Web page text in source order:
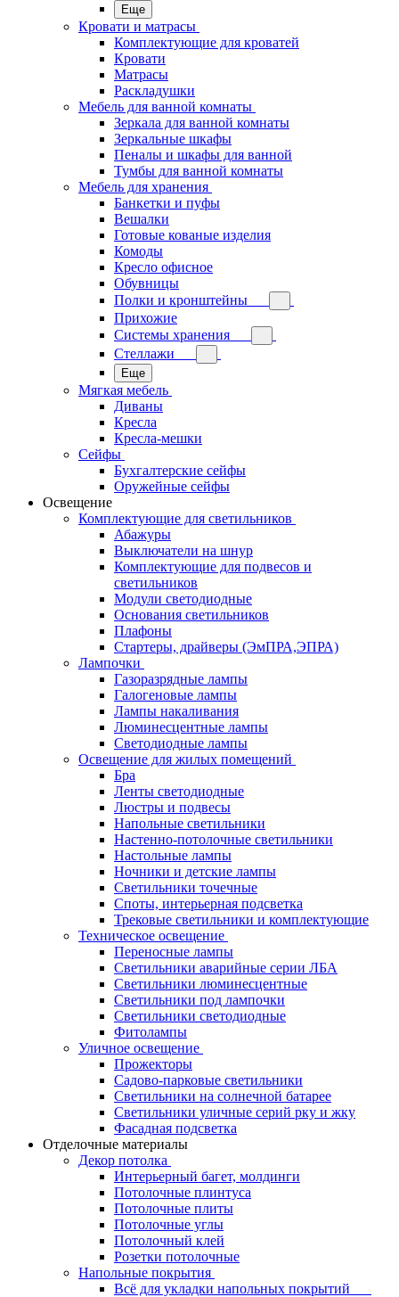
Еще
Кровати и матрасы
Комплектующие для кроватей
Кровати
Матрасы
Раскладушки
Мебель для ванной комнаты
Зеркала для ванной комнаты
Зеркальные шкафы
Пеналы и шкафы для ванной
Тумбы для ванной комнаты
Мебель для хранения
Банкетки и пуфы
Вешалки
Готовые кованые изделия
Комоды
Кресло офисное
Обувницы
Полки и кронштейны
Прихожие
Системы хранения
Стеллажи
Еще
Мягкая мебель
Диваны
Кресла
Кресла-мешки
Сейфы
Бухгалтерские сейфы
Оружейные сейфы
Освещение
Комплектующие для светильников
Абажуры
Выключатели на шнур
Комплектующие для подвесов и
светильников
Модули светодиодные
Основания светильников
Плафоны
Стартеры, драйверы (ЭмПРА,ЭПРА)
Лампочки
Газоразрядные лампы
Галогеновые лампы
Лампы накаливания
Люминесцентные лампы
Светодиодные лампы
Освещение для жилых помещений
Бра
Ленты светодиодные
Люстры и подвесы
Напольные светильники
Настенно-потолочные светильники
Настольные лампы
Ночники и детские лампы
Светильники точечные
Споты, интерьерная подсветка
Трековые светильники и комплектующие
Техническое освещение
Переносные лампы
Светильники аварийные серии ЛБА
Светильники люминесцентные
Светильники под лампочки
Светильники светодиодные
Фитолампы
Уличное освещение
Прожекторы
Садово-парковые светильники
Светильники на солнечной батарее
Светильники уличные серий рку и жку
Фасадная подсветка
Отделочные материалы
Декор потолка
Интерьерный багет, молдинги
Потолочные плинтуса
Потолочные плиты
Потолочные углы
Потолочный клей
Розетки потолочные
Напольные покрытия
Всё для укладки напольных покрытий